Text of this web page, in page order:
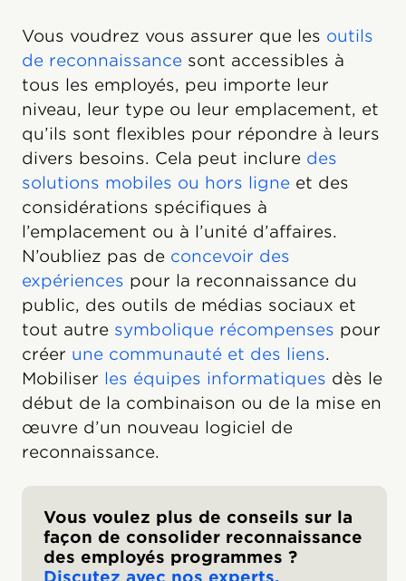
Vous voudrez vous assurer que les outils
de reconnaissance sont accessibles à
tous les employés, peu importe leur
niveau, leur type ou leur emplacement, et
qu’ils sont flexibles pour répondre à leurs
divers besoins. Cela peut inclure des
solutions mobiles ou hors ligne et des
considérations spécifiques à
l’emplacement ou à l’unité d’affaires.
N’oubliez pas de concevoir des
expériences pour la reconnaissance du
public, des outils de médias sociaux et
tout autre symbolique récompenses pour
créer une communauté et des liens.
Mobiliser les équipes informatiques dès le
début de la combinaison ou de la mise en
œuvre d’un nouveau logiciel de
reconnaissance.
Vous voulez plus de conseils sur la
façon de consolider reconnaissance
des employés programmes ?
Discutez avec nos experts.